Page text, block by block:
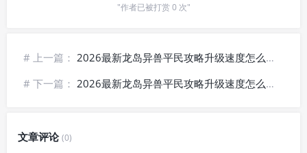
"作者已被打赏 0 次"
# 上一篇： 2026最新龙岛异兽平民攻略升级速度怎么提升？附官网链接说明
# 下一篇： 2026最新龙岛异兽平民攻略升级速度怎么提升？附新手入门流程
文章评论(0)